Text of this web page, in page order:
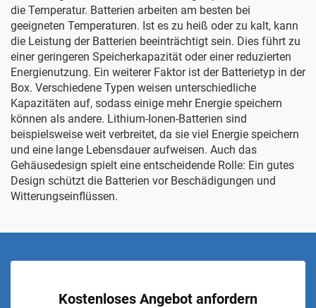
die Temperatur. Batterien arbeiten am besten bei
geeigneten Temperaturen. Ist es zu heiß oder zu kalt, kann
die Leistung der Batterien beeinträchtigt sein. Dies führt zu
einer geringeren Speicherkapazität oder einer reduzierten
Energienutzung. Ein weiterer Faktor ist der Batterietyp in der
Box. Verschiedene Typen weisen unterschiedliche
Kapazitäten auf, sodass einige mehr Energie speichern
können als andere. Lithium-Ionen-Batterien sind
beispielsweise weit verbreitet, da sie viel Energie speichern
und eine lange Lebensdauer aufweisen. Auch das
Gehäusedesign spielt eine entscheidende Rolle: Ein gutes
Design schützt die Batterien vor Beschädigungen und
Witterungseinflüssen.
Kostenloses Angebot anfordern